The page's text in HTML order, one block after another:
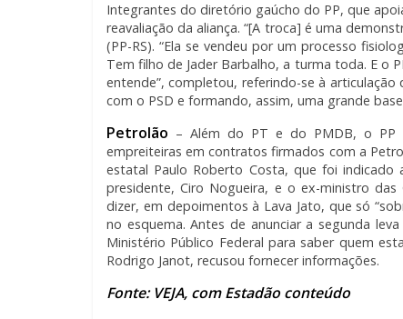
Integrantes do diretório gaúcho do PP, que
reavaliação da aliança. “[A troca] é uma
(PP-RS). “Ela se vendeu por um processo
Tem filho de Jader Barbalho, a turma toda. E o
entende”, completou, referindo-se à
com o PSD e formando, assim, uma grande
Petrolão – Além do PT e do PMDB, o PP
empreiteiras em contratos firmados com a
estatal Paulo Roberto Costa, que foi
presidente, Ciro Nogueira, e o ex-ministro
dizer, em depoimentos à Lava Jato, que só
no esquema. Antes de anunciar a segunda
Ministério Público Federal para saber quem
Rodrigo Janot, recusou fornecer informações.
Fonte: VEJA, com Estadão conteúdo